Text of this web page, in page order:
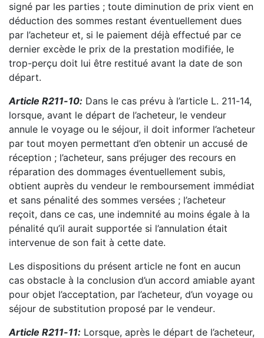
signé par les parties ; toute diminution de prix vient en
déduction des sommes restant éventuellement dues
par l’acheteur et, si le paiement déjà effectué par ce
dernier excède le prix de la prestation modifiée, le
trop-perçu doit lui être restitué avant la date de son
départ.
Article R211-10: Dans le cas prévu à l’article L. 211-14,
lorsque, avant le départ de l’acheteur, le vendeur
annule le voyage ou le séjour, il doit informer l’acheteur
par tout moyen permettant d’en obtenir un accusé de
réception ; l’acheteur, sans préjuger des recours en
réparation des dommages éventuellement subis,
obtient auprès du vendeur le remboursement immédiat
et sans pénalité des sommes versées ; l’acheteur
reçoit, dans ce cas, une indemnité au moins égale à la
pénalité qu’il aurait supportée si l’annulation était
intervenue de son fait à cette date.
Les dispositions du présent article ne font en aucun
cas obstacle à la conclusion d’un accord amiable ayant
pour objet l’acceptation, par l’acheteur, d’un voyage ou
séjour de substitution proposé par le vendeur.
Article R211-11: Lorsque, après le départ de l’acheteur,